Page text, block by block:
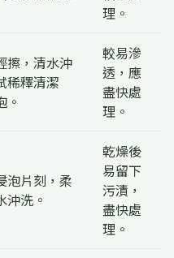
理。
擦，清水沖
稀釋清潔
。
較易滲
透，應
盡快處
理。
泡片刻，柔
沖洗。
乾燥後
易留下
污漬，
盡快處
理。